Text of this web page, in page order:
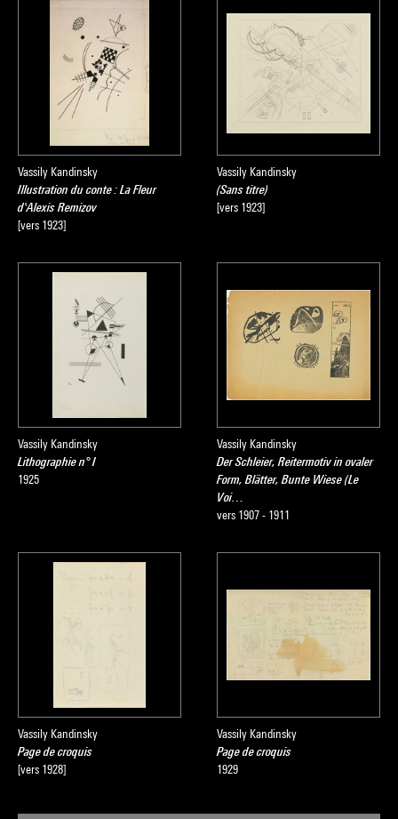
Vassily Kandinsky
Illustration du conte : La Fleur
d'Alexis Remizov
[vers 1923]
Vassily Kandinsky
(Sans titre)
[vers 1923]
Vassily Kandinsky
Lithographie n° I
1925
Vassily Kandinsky
Der Schleier, Reitermotiv in ovaler
Form, Blätter, Bunte Wiese (Le
Voi…
vers 1907 - 1911
Vassily Kandinsky
Page de croquis
[vers 1928]
Vassily Kandinsky
Page de croquis
1929